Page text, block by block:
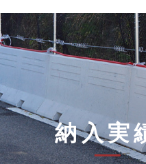
納入実